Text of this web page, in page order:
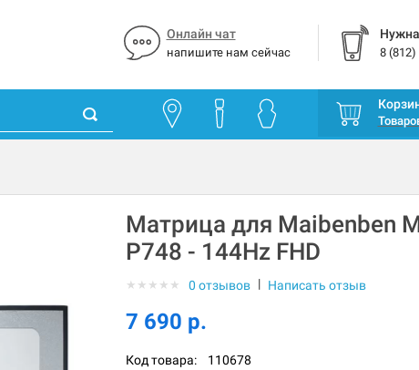
Онлайн чат
напишите нам сейчас 8 (812)
Матрица для Maibenben
P748 - 144Hz FHD
★ ★ ★ ★ ★ 0 отзывов | Написать отзыв
7 690 р.
Код товара: 110678